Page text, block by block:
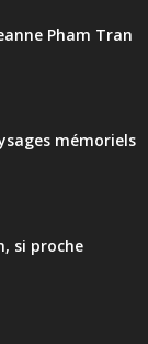
Pham Tran
mémoriels
si proche